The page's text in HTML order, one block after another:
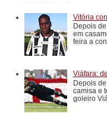
Vitória
Depois
em
feira a
Viáfara:
Depois
camisa e
goleiro